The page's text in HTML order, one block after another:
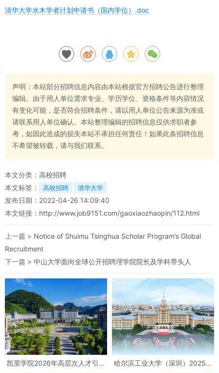
清华大学水木学者计划申请书（国内学位）.doc
声明：本站部分招聘信息内容由本站根据官方招聘公告进行整理
编辑。由于用人单位需求专业、学历学位、资格条件等内容情况
有变化可能，是否符合招聘条件，请以用人单位公告来源为准或
请联系用人单位确认。本站整理编辑的招聘信息仅供求职者参
考，如因此造成的损失本站不承担任何责任！如果此条招聘信息
不希望被转载，请与我们联系。
本文分类： 高校招聘
本文标签：
高校招聘 清华大学
发布日期：2022-04-26 14:09:40
本文链接： http://www.job9151.com/gaoxiaozhaopin/112.html
上一篇 > Notice of Shuimu Tsinghua Scholar Program’s Global
Recruitment
下一篇 > 中山大学面向全球公开招聘理学院院长及学科带头人
凯里学院2026年高层次人才引进
哈尔滨工业大学（深圳）2025专